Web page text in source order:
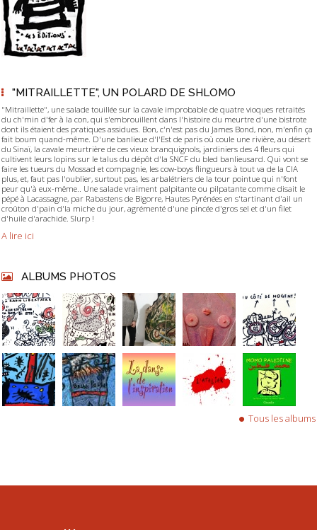
"MITRAILLETTE", UN POLARD DE SHLOMO
"Mitraillette", une salade touillée sur la cavale improbable de quatre vioques retraités
du ch'min d'fer à la con, qui s'embrouillent dans l'histoire du meurtre d'une bistrote
dont ils étaient des pratiques assidues. Bon, c'n'est pas du James Bond, non, m'enfin ça
fait boum quand-même. D'une banlieue d'l'Est de paris où coule une rivière, au désert
du Sinaï, la cavale meurtrière de ces vieux branquignols, jardiniers des 4 fleurs qui
cultivent leurs lopins sur le talus du dépôt d'la SNCF du bled banlieusard. Qui vont se
faire les tueurs du Mossad et compagnie, les cow-boys flingueurs à tout va de la CIA
plus, et, faut pas l'oublier, surtout pas, les arbalétriers de la tour pointue qui n'font
peur qu'à eux-même.. Une salade vraiment palpitante ou pilpatante comme disait le
pépé à Lacassagne, par Rabastens de Bigorre, Hautes Pyrénées en s'tartinant d'ail un
croûton d'pain d'la miche du jour, agrémenté d'une pincée d'gros sel et d'un filet
d'huile d'arachide. Slurp !
A lire ici
ALBUMS PHOTOS
Tous les albums